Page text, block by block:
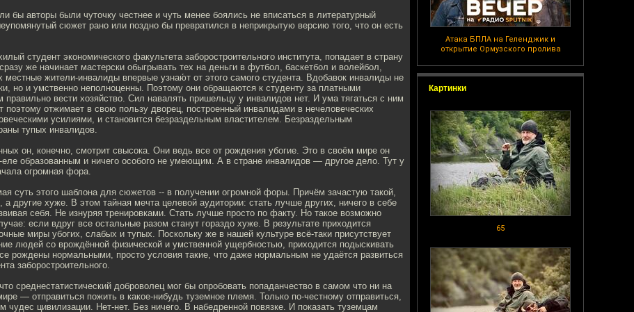
Атака БПЛА на Геленджик и
открытие Ормузского пролива
Картинки
65
бы авторы были чуточку честнее и чуть менее боялись не вписаться в литературный
сюжет рано или поздно бы превратился в неприкрытую версию того, что он есть
студент экономического факультета заборостроительного института, попадает в страну
же начинает мастерски обыгрывать тех на деньги в футбол, баскетбол и волейбол,
местные жители-инвалиды впервые узнаю́т от этого самого студента. Вдобавок инвалиды не
но и умственно неполноценны. Поэтому они обращаются к студенту за платными
правильно вести хозяйство. Сил навалять пришельцу у инвалидов нет. И ума тягаться с ним
отжимает в свою пользу дворец, построенный инвалидами в нечеловеческих
усилиями, и становится безраздельным властителем. Безраздельным
тупых инвалидов.
он, конечно, смотрит свысока. Они ведь все от рождения убогие. Это в своём мире он
образованным и ничего особого не умеющим. А в стране инвалидов — другое дело. Тут у
огромная фора.
суть этого шаблона для сюжетов -- в получении огромной форы. Причём зачастую такой,
а другие хуже. В этом тайная мечта целевой аудитории: стать лучше других, ничего в себе
себя. Не изнуряя тренировками. Стать лучше просто по факту. Но такое возможно
если вдруг все остальные разом станут гораздо хуже. В результате приходится
миры убогих, слабых и тупых. Поскольку же в нашей культуре всё-таки присутствует
людей со врождённой физической и умственной ущербностью, приходится подыскивать
рождены нормальными, просто условия такие, что даже нормальным не удаётся развиться
заборостроительного.
среднестатистический доброволец мог бы опробовать попаданчество в самом что ни на
— отправиться пожить в какое-нибудь туземное племя. Только по-честному отправиться,
чудес цивилизации. Нет-нет. Без ничего. В набедренной повязке. И показать туземцам